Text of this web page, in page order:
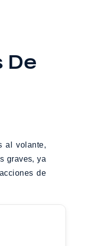
De
al volante,
graves, ya
de